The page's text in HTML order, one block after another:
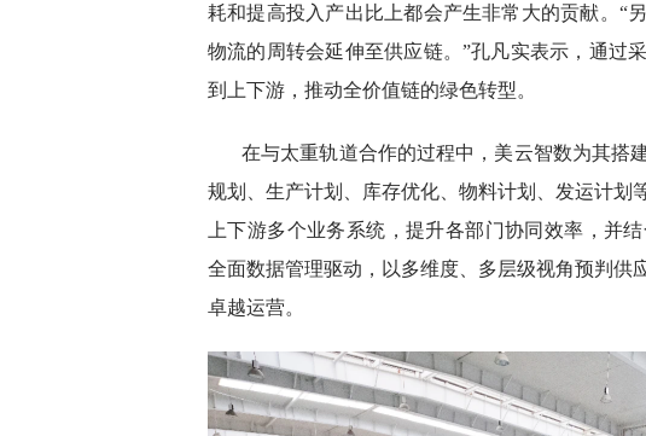
耗和提高投入产出比上都会产生非常大的贡献。“
物流的周转会延伸至供应链。”孔凡实表示，通过
到上下游，推动全价值链的绿色转型。
在与太重轨道合作的过程中，美云智数为其搭
规划、生产计划、库存优化、物料计划、发运计划
上下游多个业务系统，提升各部门协同效率，并
全面数据管理驱动，以多维度、多层级视角预判供
卓越运营。